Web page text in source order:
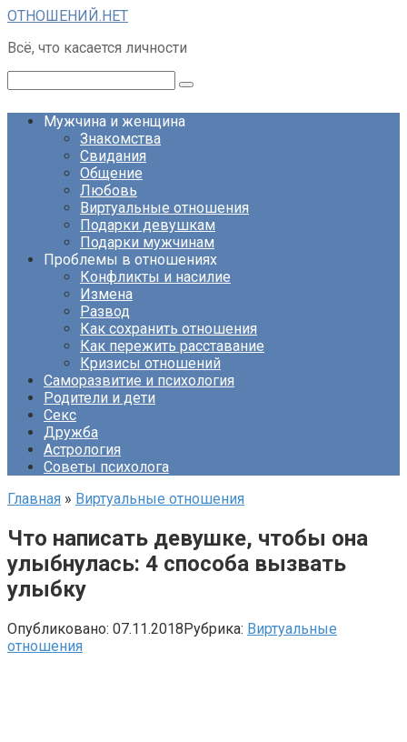
Перейти
контенту
ОТНОШЕНИЙ.НЕТ
Всё, что касается личности
Мужчина и женщина
Знакомства
Свидания
Общение
Любовь
Виртуальные отношения
Подарки девушкам
Подарки мужчинам
Проблемы в отношениях
Конфликты и насилие
Измена
Развод
Как сохранить отношения
Как пережить расставание
Кризисы отношений
Саморазвитие и психология
Родители и дети
Секс
Дружба
Астрология
Советы психолога
Главная » Виртуальные отношения
Что написать девушке, чтобы она
улыбнулась: 4 способа вызвать
улыбку
Опубликовано: 07.11.2018Рубрика: Виртуальные
отношения